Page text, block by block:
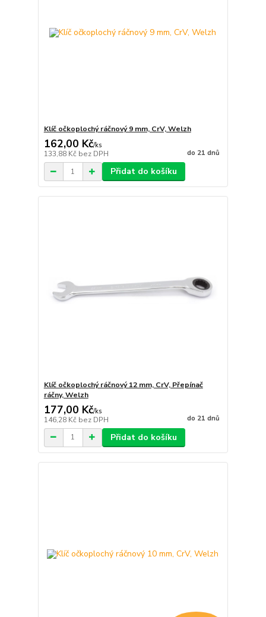
Klíč očkoplochý ráčnový 9 mm, CrV, Welzh
162,00 Kč/ks
133,88 Kč bez DPH do 21 dnů
Přidat do košíku
Klíč očkoplochý ráčnový 12 mm, CrV, Přepínač
ráčny, Welzh
177,00 Kč/ks
146,28 Kč bez DPH do 21 dnů
Přidat do košíku